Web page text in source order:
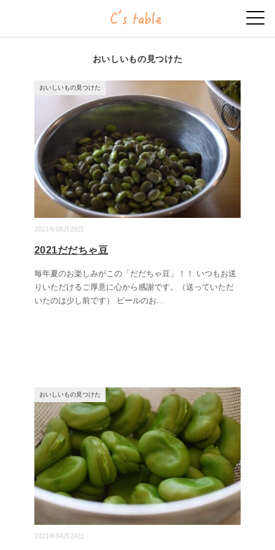
おいしいもの見つけた
2021年08月29日
おいしいもの見つけた
2021だだちゃ豆
毎年夏のお楽しみがこの「だだちゃ豆」！！ いつもお送
りいただけるご厚意に心から感謝です。（送っていただ
いたのは少し前です） ビールのお...
2021年04月24日
おいしいもの見つけた